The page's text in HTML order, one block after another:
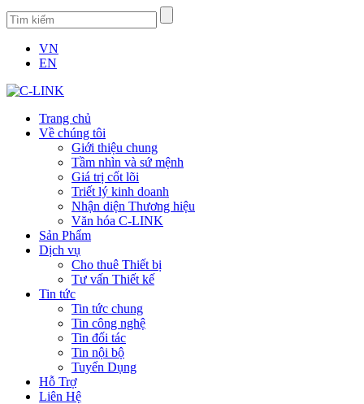
VN
EN
Trang chủ
Về chúng tôi
Giới thiệu chung
Tầm nhìn và sứ mệnh
Giá trị cốt lõi
Triết lý kinh doanh
Nhận diện Thương hiệu
Văn hóa C-LINK
Sản Phẩm
Dịch vụ
Cho thuê Thiết bị
Tư vấn Thiết kế
Tin tức
Tin tức chung
Tin công nghệ
Tin đối tác
Tin nội bộ
Tuyển Dụng
Hỗ Trợ
Liên Hệ